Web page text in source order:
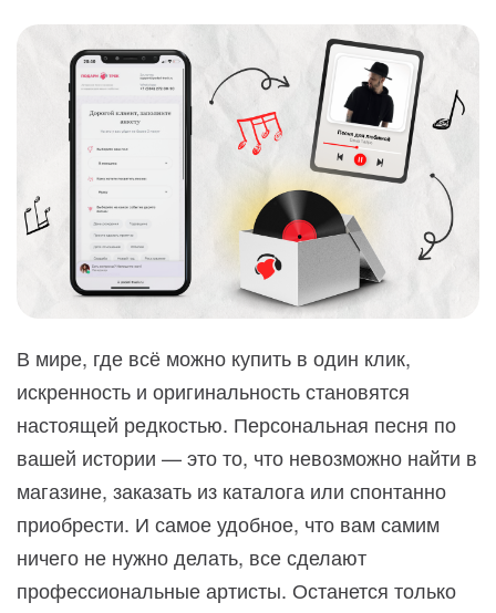
В мире, где всё можно купить в один клик,
искренность и оригинальность становятся
настоящей редкостью. Персональная песня по
вашей истории — это то, что невозможно найти в
магазине, заказать из каталога или спонтанно
приобрести. И самое удобное, что вам самим
ничего не нужно делать, все сделают
профессиональные артисты. Останется только